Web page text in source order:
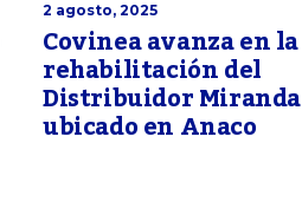
2 agosto, 2025
Covinea avanza en la
rehabilitación del
Distribuidor Miranda
ubicado en Anaco